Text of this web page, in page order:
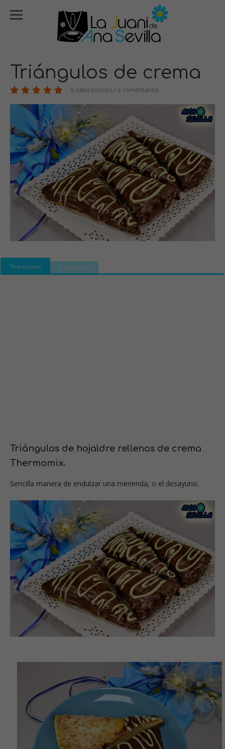
Triángulos de crema
5 valoraciones / 2 comentarios
Thermomix Tradicional
Triángulos de hojaldre rellenos de crema
Thermomix.
Sencilla manera de endulzar una merienda, o el desayuno.